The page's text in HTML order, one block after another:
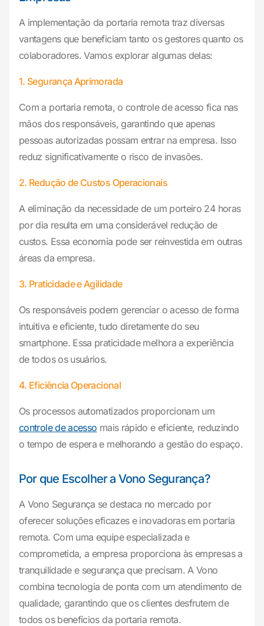
A implementação da portaria remota traz diversas
vantagens que beneficiam tanto os gestores quanto os
colaboradores. Vamos explorar algumas delas:
1. Segurança Aprimorada
Com a portaria remota, o controle de acesso fica nas
mãos dos responsáveis, garantindo que apenas
pessoas autorizadas possam entrar na empresa. Isso
reduz significativamente o risco de invasões.
2. Redução de Custos Operacionais
A eliminação da necessidade de um porteiro 24 horas
por dia resulta em uma considerável redução de
custos. Essa economia pode ser reinvestida em outras
áreas da empresa.
3. Praticidade e Agilidade
Os responsáveis podem gerenciar o acesso de forma
intuitiva e eficiente, tudo diretamente do seu
smartphone. Essa praticidade melhora a experiência
de todos os usuários.
4. Eficiência Operacional
Os processos automatizados proporcionam um
controle de acesso mais rápido e eficiente, reduzindo
o tempo de espera e melhorando a gestão do espaço.
Por que Escolher a Vono Segurança?
A Vono Segurança se destaca no mercado por
oferecer soluções eficazes e inovadoras em portaria
remota. Com uma equipe especializada e
comprometida, a empresa proporciona às empresas a
tranquilidade e segurança que precisam. A Vono
combina tecnologia de ponta com um atendimento de
qualidade, garantindo que os clientes desfrutem de
todos os benefícios da portaria remota.